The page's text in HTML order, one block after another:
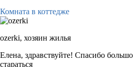
Комната в коттедже
ozerki, хозяин жилья
Елена, здравствуйте! Спасибо
стараться